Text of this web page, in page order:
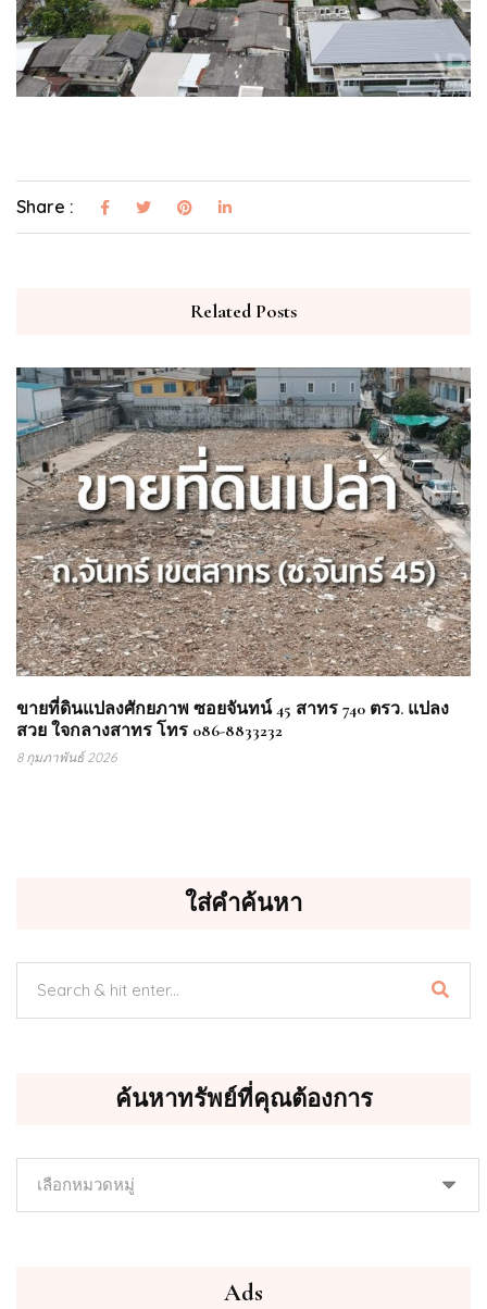
Share :
Related Posts
ขายที่ดินแปลงศักยภาพ ซอยจันทน์ 45 สาทร 740 ตรว. แปลง
สวย ใจกลางสาทร โทร 086-8833232
8 กุมภาพันธ์ 2026
ใส่คำค้นหา
ค้นหาทรัพย์ที่คุณต้องการ
ค้นหา
Ads